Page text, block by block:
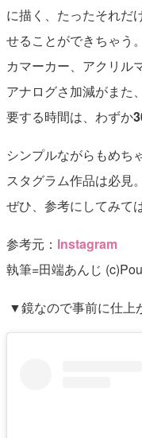
に描く、たったそれだ
せることができちゃう
カマーカー、アクリル
アナログさ加減がまた
要する時間は、わずか
シンプルながらもめち
スタグラム作品は必見
ぜひ、参考にしてみて
参考元： Instagram
執筆=田端あんじ
▼鏡なので事前に仕